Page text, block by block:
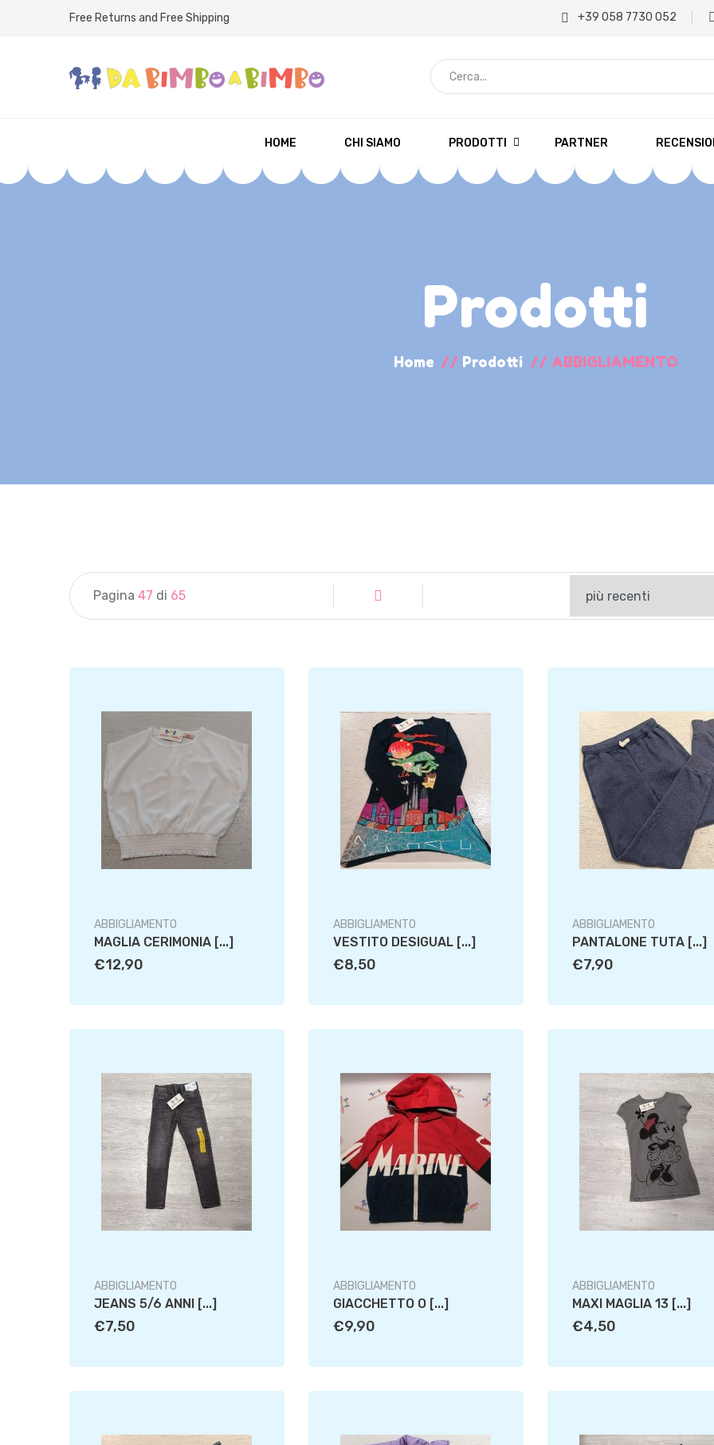
Free Returns and Free Shipping +39 058 7730 052
C
HOME CHI SIAMO PRODOTTI PARTNER
Prodotti
Home // Prodotti // ABBIGLIAMENTO
Pagina 47 di 65
ABBIGLIAMENTO
MAGLIA CERIMONIA [...]
€12,90
ABBIGLIAMENTO
VESTITO DESIGUAL [...]
€8,50
ABBIGLIAMENTO
PANTALONE TUTA [...]
€7,90
ABBIGLIAMENTO
JEANS 5/6 ANNI [...]
€7,50
ABBIGLIAMENTO
GIACCHETTO O [...]
€9,90
ABBIGLIAMENTO
MAXI MAGLIA 13 [...]
€4,50